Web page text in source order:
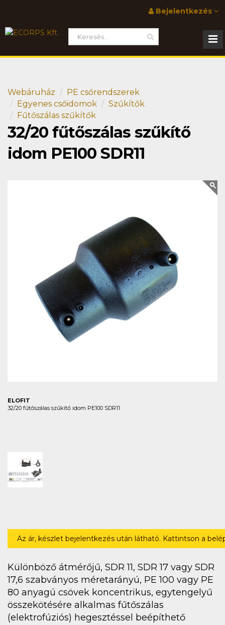
Bejelentkezés
Webáruház
PE csőrendszerek
Egyenes csőidomok
Szűkítők
Fűtőszálas szűkítők
32/20 fűtőszálas szűkítő
idom PE100 SDR11
ELOFIT
32/20 fűtőszálas szűkítő idom PE100 SDR11
Az ár, készlet bejelentkezés után látható. Kattintson a
Különböző átmérőjű, SDR 11, SDR 17 vagy SDR
17,6 szabványos méretarányú, PE 100 vagy PE
80 anyagú csövek koncentrikus, egytengelyű
összekötésére alkalmas fűtőszálas
(elektrofúziós) hegesztéssel beépíthető